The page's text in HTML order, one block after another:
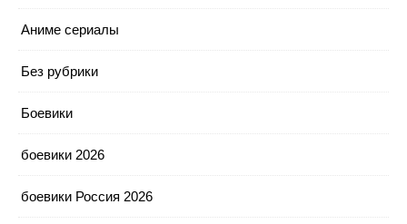
Аниме сериалы
Без рубрики
Боевики
боевики 2026
боевики Россия 2026